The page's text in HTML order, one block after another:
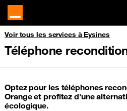
Voir tous les services à Eysines
Téléphone
Optez pour les téléphones
Orange et profitez d'une
écologique.